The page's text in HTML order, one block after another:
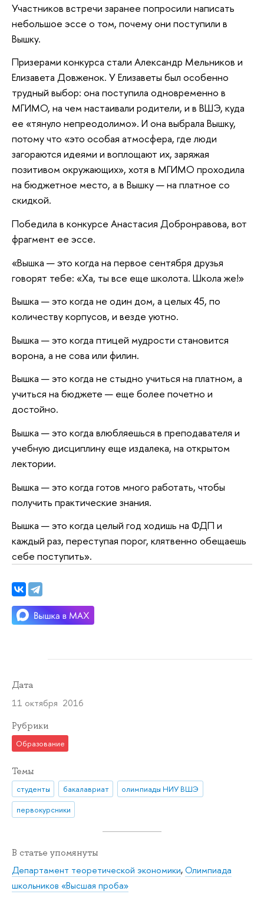
Участников встречи заранее попросили написать
небольшое эссе о том, почему они поступили в
Вышку.
Призерами конкурса стали Александр Мельников и
Елизавета Довженок. У Елизаветы был особенно
трудный выбор: она поступила одновременно в
МГИМО, на чем настаивали родители, и в ВШЭ, куда
ее «тянуло непреодолимо». И она выбрала Вышку,
потому что «это особая атмосфера, где люди
загораются идеями и воплощают их, заряжая
позитивом окружающих», хотя в МГИМО проходила
на бюджетное место, а в Вышку — на платное со
скидкой.
Победила в конкурсе Анастасия Добронравова, вот
фрагмент ее эссе.
«Вышка — это когда на первое сентября друзья
говорят тебе: «Ха, ты все еще школота. Школа же!»
Вышка — это когда не один дом, а целых 45, по
количеству корпусов, и везде уютно.
Вышка — это когда птицей мудрости становится
ворона, а не сова или филин.
Вышка — это когда не стыдно учиться на платном, а
учиться на бюджете — еще более почетно и
достойно.
Вышка — это когда влюбляешься в преподавателя и
учебную дисциплину еще издалека, на открытом
лектории.
Вышка — это когда готов много работать, чтобы
получить практические знания.
Вышка — это когда целый год ходишь на ФДП и
каждый раз, переступая порог, клятвенно обещаешь
себе поступить».
Дата
11 октября 2016
Рубрики
Образование
Темы
студенты бакалавриат
олимпиады НИУ ВШЭ
первокурсники
В статье упомянуты
Департамент теоретической экономики,Олимпиада
школьников «Высшая проба»